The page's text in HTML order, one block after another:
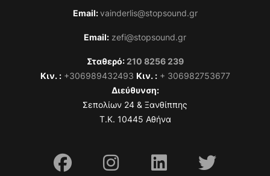
Email:vainderlis@stopsound.gr
Email: zefi@stopsound.gr
Σταθερό:210 8256 239
Κιν. : +306989432493 Κιν. : + 306982753677
Διεύθυνση:
Σεπολίων 24 & Ξανθίππης
T.K. 10445 Αθήνα
FacebookInstagram
Linkedin
X